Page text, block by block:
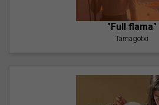
"Full flama"
Tamagotxi